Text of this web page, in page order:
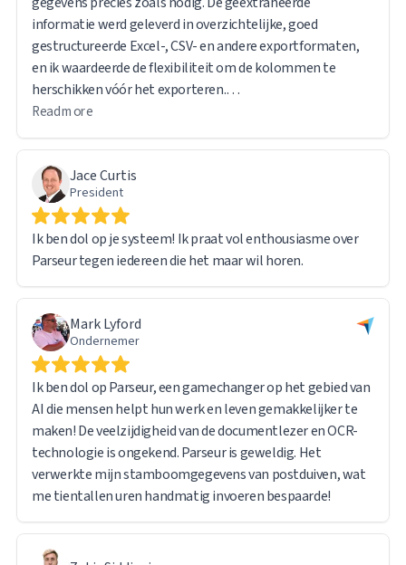
informatie werd geleverd in overzichtelijke, goed
gestructureerde Excel-, CSV- en andere exportformaten,
en ik waardeerde de flexibiliteit om de kolommen te
herschikken vóór het exporteren.
De software is intuïtief en gebruiksvriendelijk. Een andere
functie die ik bijzonder nuttig vond, is dat het originele
bestand toegankelijk blijft via een directe URL-link in het
geëxporteerde rapport, waardoor het gemakkelijk is om
brondocumenten te raadplegen wanneer dat nodig is.
Bij het verwerken van zo'n grote hoeveelheid gegevens
ben ik wel een paar technische problemen
echter snel en adequaat. De meeste problemen kwamen
eigenlijk voort uit mijn eigen leerproces in plaats van een
beperking van de software – het systeem zelf werkte
feilloos.
Ik ben zeer tevreden over de algehele ervaring en zou
Parseur vol vertrouwen aanbevelen aan iedereen die te
maken heeft met het verwerken en extraheren van grote
hoeveelheden documenten.
Read more
Jace Curtis
President
Ik ben dol op je systeem! Ik praat vol enthousiasme over
Parseur tegen iedereen die het maar wil horen.
Mark Lyford
Ondernemer
Ik ben dol op Parseur, een gamechanger op het gebied van
AI die mensen helpt hun werk en leven gemakkelijker te
maken! De veelzijdigheid van de documentlezer en OCR-
technologie is ongekend. Parseur is geweldig. Het
verwerkte mijn stamboomgegevens van postduiven, wat
me tientallen uren handmatig invoeren bespaarde!